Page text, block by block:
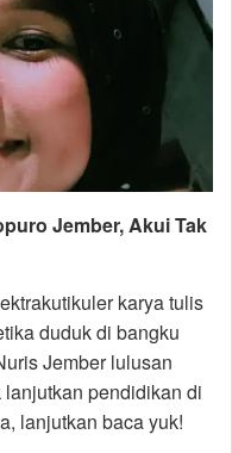
Jember, Akui Tak
karya tulis
duduk di bangku
Jember lulusan
pendidikan di
lanjutkan baca yuk!